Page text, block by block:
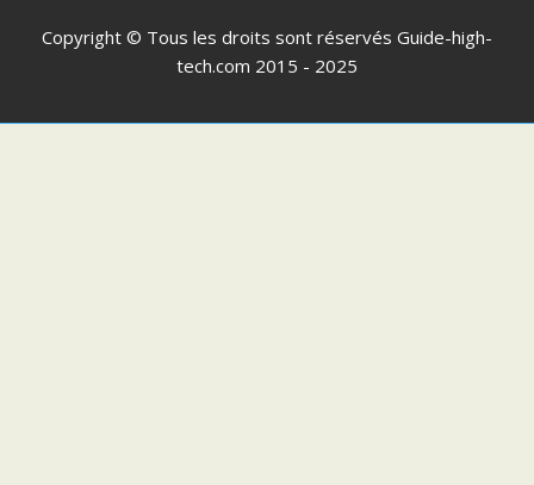
Copyright © Tous les droits sont réservés Guide-high-
tech.com 2015 - 2025